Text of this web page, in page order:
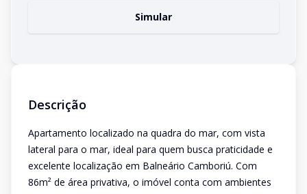
Simular
Descrição
Apartamento localizado na quadra do mar, com vista
lateral para o mar, ideal para quem busca praticidade e
excelente localização em Balneário Camboriú. Com
86m² de área privativa, o imóvel conta com ambientes